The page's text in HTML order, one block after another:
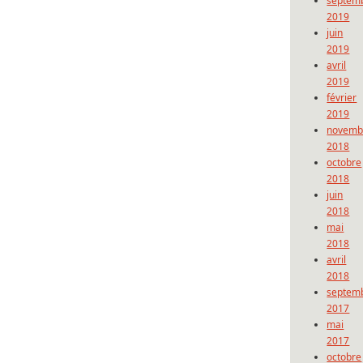
2019
juin
2019
avril
2019
février
2019
2018
octobre
2018
juin
2018
mai
2018
avril
2018
2017
mai
2017
octobre